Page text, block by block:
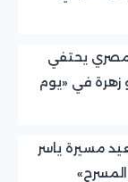
يحتفي
زهرة في «يوم
مسيرة ياسر